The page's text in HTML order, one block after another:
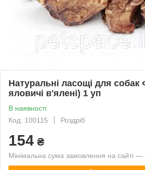
Натуральні ласощі для собак
яловичі в'ялені) 1 уп
В наявності
Код: 100115
Роздріб
154 ₴
Мінімальна сума замовлення на сайті —